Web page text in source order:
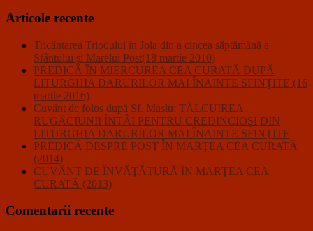
Articole recente
Tricântarea Triodului în Joia din a cincea săptămână a
Sfântului şi Marelui Post(18 martie 2010)
PREDICĂ ÎN MIERCUREA CEA CURATĂ DUPĂ
LITURGHIA DARURILOR MAI ÎNAINTE SFINŢITE (16
martie 2016)
Cuvânt de folos după Sf. Maslu: TÂLCUIREA
RUGĂCIUNII ÎNTÂI PENTRU CREDINCIOŞI DIN
LITURGHIA DARURILOR MAI ÎNAINTE SFINŢITE
PREDICĂ DESPRE POST ÎN MARŢEA CEA CURATĂ
(2014)
CUVÂNT DE ÎNVĂŢĂTURĂ ÎN MARŢEA CEA
CURATĂ (2013)
Comentarii recente